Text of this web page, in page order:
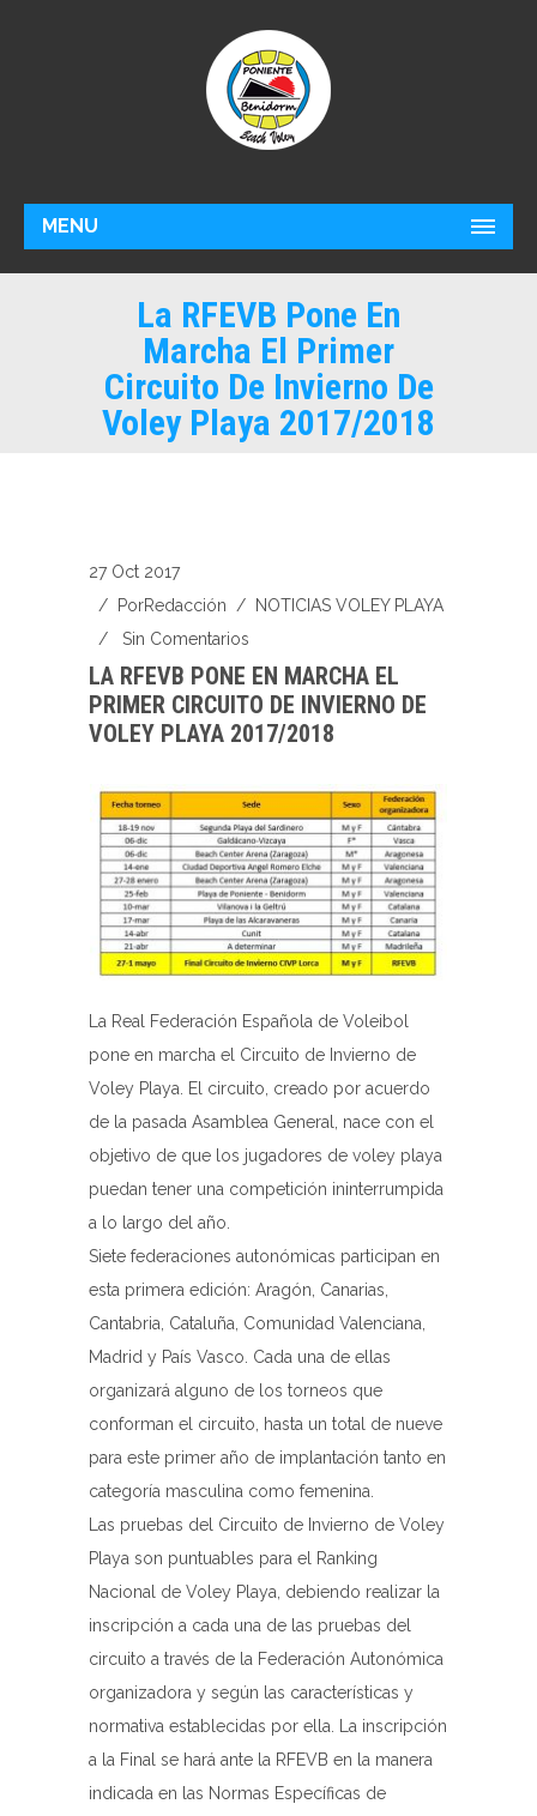
MENU
La RFEVB Pone En
Marcha El Primer
Circuito De Invierno De
Voley Playa 2017/2018
27 Oct 2017
/ PorRedacción /
NOTICIAS VOLEY PLAYA
/ Sin Comentarios
LA RFEVB PONE EN MARCHA EL
PRIMER CIRCUITO DE INVIERNO DE
VOLEY PLAYA 2017/2018
La Real Federación Española de Voleibol
pone en marcha el Circuito de Invierno de
Voley Playa. El circuito, creado por acuerdo
de la pasada Asamblea General, nace con el
objetivo de que los jugadores de voley playa
puedan tener una competición ininterrumpida
a lo largo del año.
Siete federaciones autonómicas participan en
esta primera edición: Aragón, Canarias,
Cantabria, Cataluña, Comunidad Valenciana,
Madrid y País Vasco. Cada una de ellas
organizará alguno de los torneos que
conforman el circuito, hasta un total de nueve
para este primer año de implantación tanto en
categoría masculina como femenina.
Las pruebas del Circuito de Invierno de Voley
Playa son puntuables para el Ranking
Nacional de Voley Playa, debiendo realizar la
inscripción a cada una de las pruebas del
circuito a través de la Federación Autonómica
organizadora y según las características y
normativa establecidas por ella. La inscripción
a la Final se hará ante la RFEVB en la manera
indicada en las Normas Específicas de